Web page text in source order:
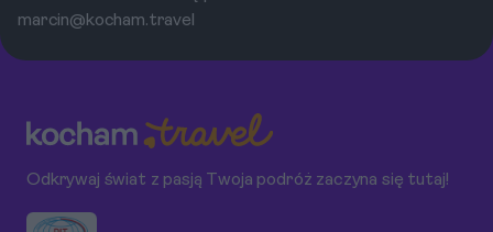
marcin@kocham.travel
Odkrywaj świat z pasją Twoja podróż zaczyna się tutaj!